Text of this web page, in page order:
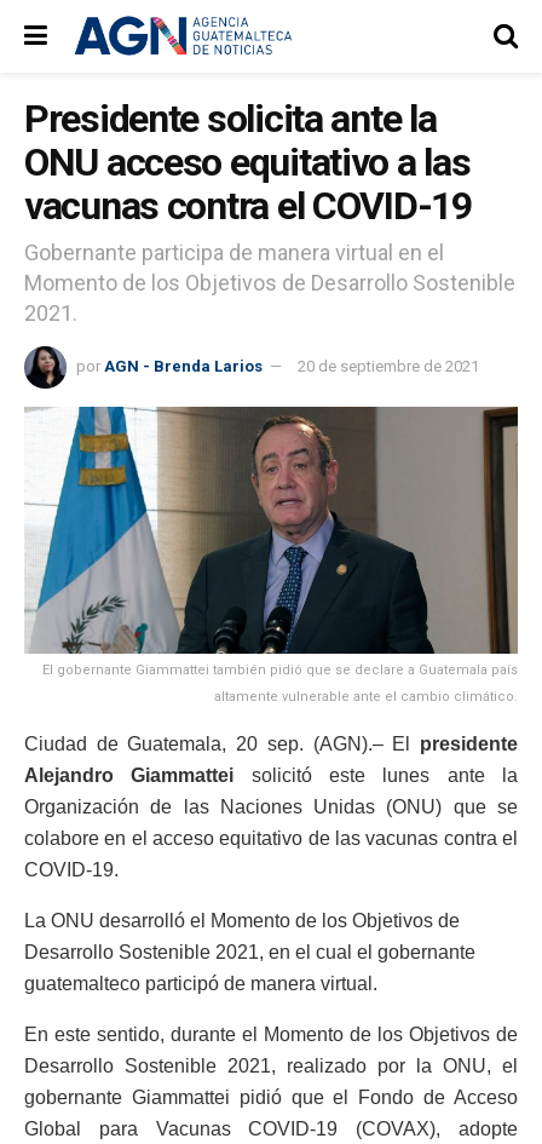
Presidente solicita ante la
ONU acceso equitativo a las
vacunas contra el COVID-19
Gobernante participa de manera virtual en el
Momento de los Objetivos de Desarrollo Sostenible
2021.
por AGN - Brenda Larios 20 de septiembre de 2021
El gobernante Giammattei también pidió que se declare a Guatemala país
altamente vulnerable ante el cambio climático.
Ciudad de Guatemala, 20 sep. (AGN).– El presidente
Alejandro Giammattei solicitó este lunes ante la
Organización de las Naciones Unidas (ONU) que se
colabore en el acceso equitativo de las vacunas contra el
COVID-19.
La ONU desarrolló el Momento de los Objetivos de
Desarrollo Sostenible 2021, en el cual el gobernante
guatemalteco participó de manera virtual.
En este sentido, durante el Momento de los Objetivos de
Desarrollo Sostenible 2021, realizado por la ONU, el
gobernante Giammattei pidió que el Fondo de Acceso
Global para Vacunas COVID-19 (COVAX), adopte